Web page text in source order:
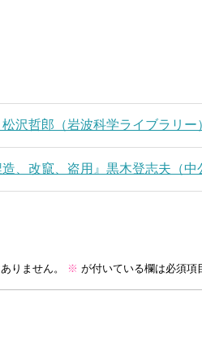
沢哲郎（岩波科学ライブラリー
、改竄、盗用』黒木登志夫（中
りません。 ※ が付いている欄は必須項